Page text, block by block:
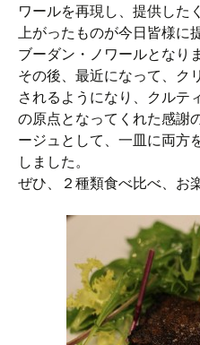
ワールを再現し、提供した
上がったものが今日皆様に
ブーダン・ノワールとなり
その後、最近になって、ク
されるようになり、クルテ
の原点となってくれた感謝
ージュとして、一皿に両方
しました。
ぜひ、２種類食べ比べ、お